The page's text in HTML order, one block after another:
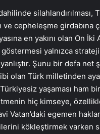
silahlandırılması,
cepheleşme girdabına
en yakını olan On İki
yalnızca
Şunu bir defa
olan Türk milletinden
yaşaması ham
hiç kimseye,
Vatan’daki egemen
kökleştirmek varken